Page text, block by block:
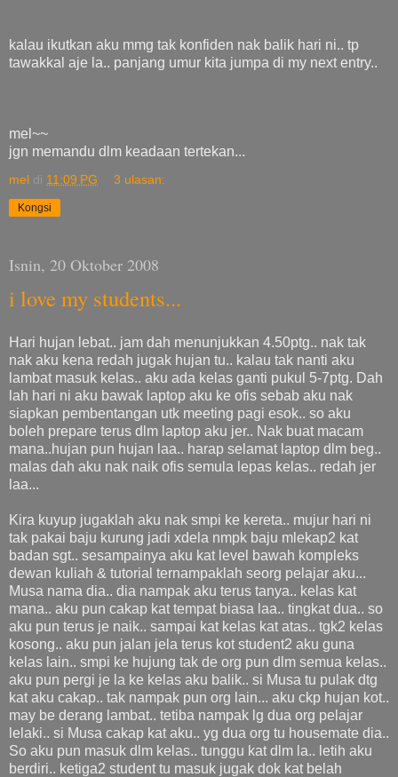
kalau ikutkan aku mmg tak konfiden nak balik hari ni.. tp
tawakkal aje la.. panjang umur kita jumpa di my next entry..
mel~~
jgn memandu dlm keadaan tertekan...
mel di 11:09 PG 3 ulasan:
Kongsi
Isnin, 20 Oktober 2008
i love my students...
Hari hujan lebat.. jam dah menunjukkan 4.50ptg.. nak tak
nak aku kena redah jugak hujan tu.. kalau tak nanti aku
lambat masuk kelas.. aku ada kelas ganti pukul 5-7ptg. Dah
lah hari ni aku bawak laptop aku ke ofis sebab aku nak
siapkan pembentangan utk meeting pagi esok.. so aku
boleh prepare terus dlm laptop aku jer.. Nak buat macam
mana..hujan pun hujan laa.. harap selamat laptop dlm beg..
malas dah aku nak naik ofis semula lepas kelas.. redah jer
laa...
Kira kuyup jugaklah aku nak smpi ke kereta.. mujur hari ni
tak pakai baju kurung jadi xdela nmpk baju mlekap2 kat
badan sgt.. sesampainya aku kat level bawah kompleks
dewan kuliah & tutorial ternampaklah seorg pelajar aku...
Musa nama dia.. dia nampak aku terus tanya.. kelas kat
mana.. aku pun cakap kat tempat biasa laa.. tingkat dua.. so
aku pun terus je naik.. sampai kat kelas kat atas.. tgk2 kelas
kosong.. aku pun jalan jela terus kot student2 aku guna
kelas lain.. smpi ke hujung tak de org pun dlm semua kelas..
aku pun pergi je la ke kelas aku balik.. si Musa tu pulak dtg
kat aku cakap.. tak nampak pun org lain... aku ckp hujan kot..
may be derang lambat.. tetiba nampak lg dua org pelajar
lelaki.. si Musa cakap kat aku.. yg dua org tu housemate dia..
So aku pun masuk dlm kelas.. tunggu kat dlm la.. letih aku
berdiri.. ketiga2 student tu masuk jugak dok kat belah